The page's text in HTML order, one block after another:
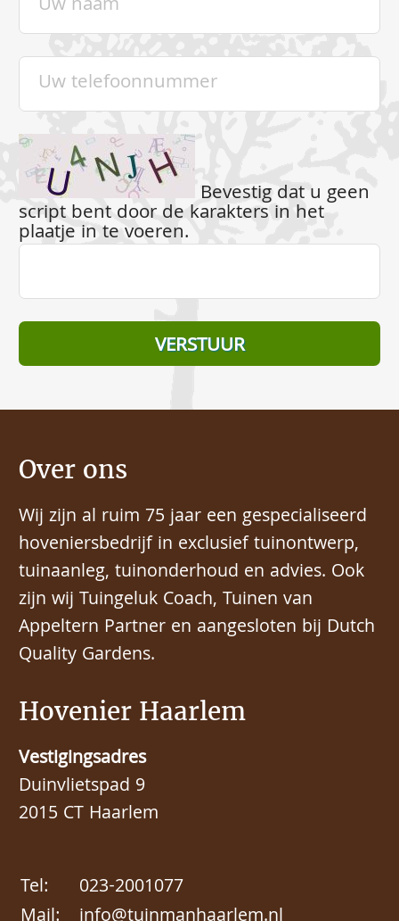
Bevestig dat u geen
script bent door de karakters in het
plaatje in te voeren.
Hovenier Haarlem
Vestigingsadres
Duinvlietspad 9
2015 CT Haarlem
Tel:
023-2001077
Over ons
Wij zijn al ruim 75 jaar een gespecialiseerd
hoveniersbedrijf in exclusief tuinontwerp,
tuinaanleg, tuinonderhoud en advies. Ook
zijn wij Tuingeluk Coach, Tuinen van
Appeltern Partner en aangesloten bij Dutch
Quality Gardens.